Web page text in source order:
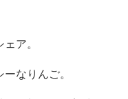
ア。
なりんご。